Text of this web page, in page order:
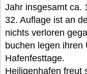
Jahr insgesamt ca.
32. Auflage ist an
nichts verloren
buchen legen ihren
Hafenfesttage.
Heiligenhafen freut